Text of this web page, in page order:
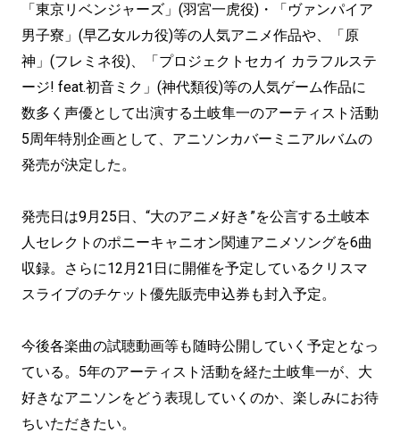
「東京リベンジャーズ」(羽宮一虎役)・「ヴァンパイア
男子寮」(早乙女ルカ役)等の人気アニメ作品や、「原
神」(フレミネ役)、「プロジェクトセカイ カラフルステ
ージ! feat.初音ミク」(神代類役)等の人気ゲーム作品に
数多く声優として出演する土岐隼一のアーティスト活動
5周年特別企画として、アニソンカバーミニアルバムの
発売が決定した。
発売日は9月25日、“大のアニメ好き”を公言する土岐本
人セレクトのポニーキャニオン関連アニメソングを6曲
収録。さらに12月21日に開催を予定しているクリスマ
スライブのチケット優先販売申込券も封入予定。
今後各楽曲の試聴動画等も随時公開していく予定となっ
ている。5年のアーティスト活動を経た土岐隼一が、大
好きなアニソンをどう表現していくのか、楽しみにお待
ちいただきたい。